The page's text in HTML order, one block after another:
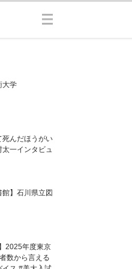
大学
死んだほうがい
一インタビュ
館】石川県立図
2025年度東京
数から言える